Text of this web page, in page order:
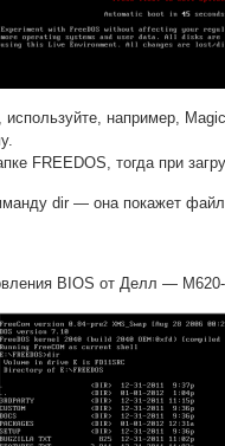
например,
FREEDOS, тогда при
dir — она покажет
BIOS от Делл —